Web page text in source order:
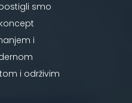
smo
i
i održivim